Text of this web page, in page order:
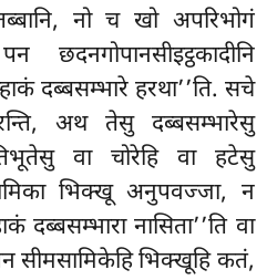
नो च खो अपरिभोगं
छदनगोपानसीइट्ठकादीनि
दब्बसम्भारे हरथा’’ति. सचे
अथ तेसु दब्बसम्भारेसु
वा चोरेहि वा हटेसु
भिक्खू अनुपवज्जा, न
दब्बसम्भारा नासिता’’ति वा
सीमसामिकेहि भिक्खूहि कतं,